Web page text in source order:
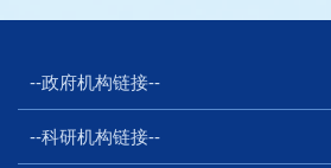
--政府机构链接--
--科研机构链接--